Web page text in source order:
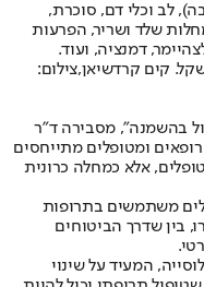
לב וכלי דם, סוכרת,
שלד ושריר, הפרעות
דמנציה, ועוד.
קים קרדשיאן,צילום:
בהשמנה", מסבירה ד"ר
ומטופלים מתייחסים
אלא כמחלה כרונית
300 אלף ישראלים משתמשים בתרופות
, בין שדרך הביטוחים
המעיד על שינוי